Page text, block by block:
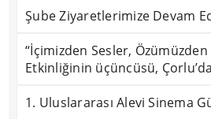
Şube Ziyaretlerimize Devam
“İçimizden Sesler,
Etkinliğinin üçüncüsü,
1. Uluslararası Alevi Sinema